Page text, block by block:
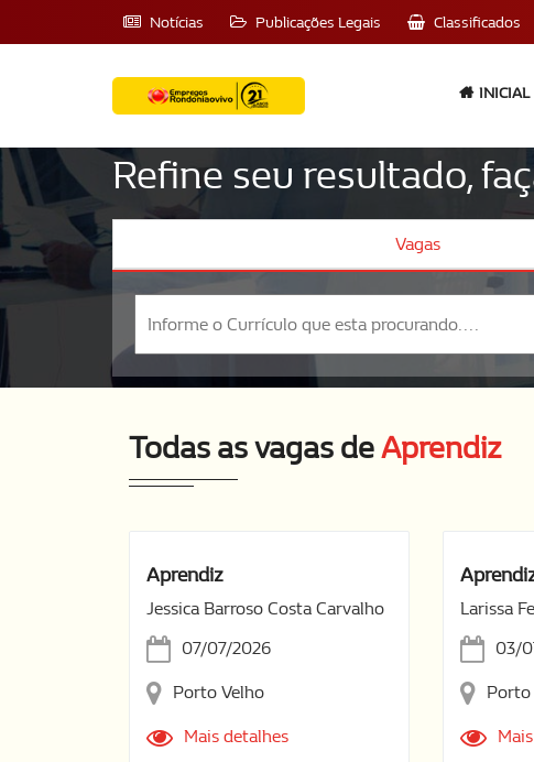
Notícias Publicações Legais Classificados
INICIAL
Refine seu resultado,
Vagas
Todas as vagas deAprendiz
Aprendiz
Jessica Barroso Costa Carvalho
07/07/2026
Porto Velho
Mais detalhes
Larissa
03/
Porto